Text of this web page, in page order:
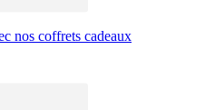
nos coffrets cadeaux